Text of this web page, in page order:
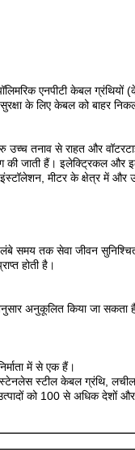
एनपीटी केबल
सुरक्षा के लिए केबल को
उच्च तनाव से राहत और
हैं। इलेक्ट्रिकल और
इंस्टॉलेशन, मीटर के क्षेत्र में
समय तक सेवा जीवन
होती है।
अनुकूलित किया जा सकता
में से एक हैं।
स्टील केबल ग्रंथि,
को 100 से अधिक देशों और